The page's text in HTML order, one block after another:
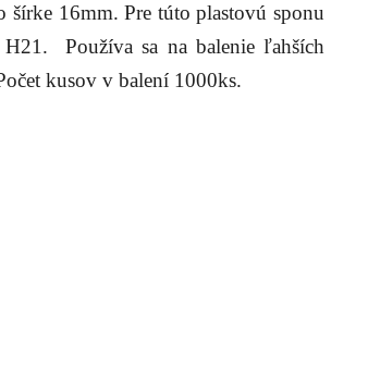
16mm. Pre túto plastovú sponu
Používa sa na balenie ľahších
kusov v balení 1000ks.